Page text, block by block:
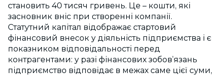
становить 40 тисяч гривень. Це – кошти, які
засновник вніс при створенні компанії.
Статутний капітал відображає стартовий
фінансовий внесок у діяльність підприємства і є
показником відповідальності перед
контрагентами: у разі фінансових зобов’язань
підприємство відповідає в межах саме цієї суми,